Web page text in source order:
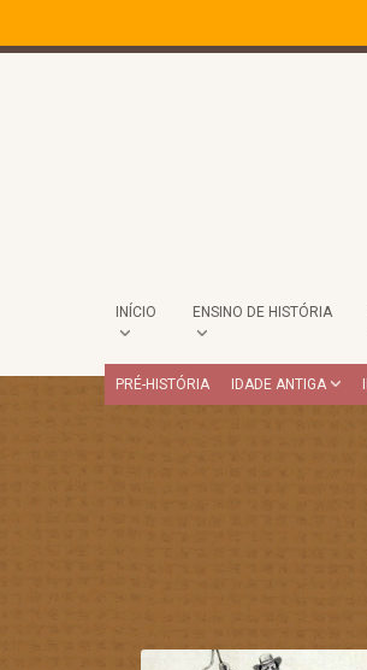
INÍCIO ENSINO DE HISTÓRIA
PRÉ-HISTÓRIA IDADE ANTIGA